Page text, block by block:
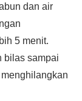
dan air
5 menit.
bilas sampai